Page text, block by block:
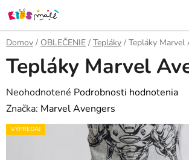
Prejsť
na
obsah
Domov / OBLEČENIE / Tepláky / Tepláky Marvel
Tepláky Marvel
Priemerné
hodnotenie
produktu
Neohodnotené Podrobnosti hodnotenia
Značka: Marvel Avengers
VÝPREDAJ